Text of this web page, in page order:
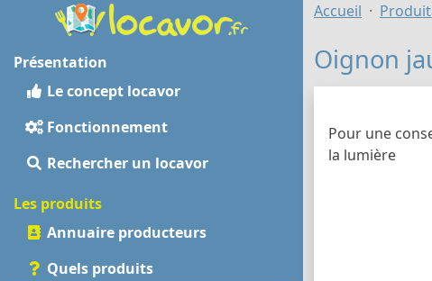
Présentation
Le concept locavor
Fonctionnement
Rechercher un locavor
Les produits
Annuaire producteurs
Quels produits
Accueil
Oignon
Pour une
la lumière